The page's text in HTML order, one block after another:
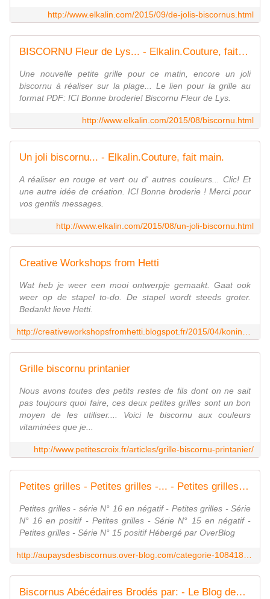
http://www.elkalin.com/2015/09/de-jolis-biscornus.html
BISCORNU Fleur de Lys... - Elkalin.Couture, fait main.
Une nouvelle petite grille pour ce matin, encore un joli
biscornu à réaliser sur la plage... Le lien pour la grille au
format PDF: ICI Bonne broderie! Biscornu Fleur de Lys.
http://www.elkalin.com/2015/08/biscornu.html
Un joli biscornu... - Elkalin.Couture, fait main.
A réaliser en rouge et vert ou d' autres couleurs... Clic! Et
une autre idée de création. ICI Bonne broderie ! Merci pour
vos gentils messages.
http://www.elkalin.com/2015/08/un-joli-biscornu.html
Creative Workshops from Hetti
Wat heb je weer een mooi ontwerpje gemaakt. Gaat ook
weer op de stapel to-do. De stapel wordt steeds groter.
Bedankt lieve Hetti.
Grille biscornu printanier
Nous avons toutes des petits restes de fils dont on ne sait
pas toujours quoi faire, ces deux petites grilles sont un bon
moyen de les utiliser.... Voici le biscornu aux couleurs
vitaminées que je...
http://www.petitescroix.fr/articles/grille-biscornu-printanier/
Petites grilles - Petites grilles -... - Petites grilles -... - Petites grilles -... - Petites grilles -... - Le blog de Louison
Petites grilles - série N° 16 en négatif - Petites grilles - Série
N° 16 en positif - Petites grilles - Série N° 15 en négatif -
Petites grilles - Série N° 15 positif Hébergé par OverBlog
Biscornus Abécédaires Brodés par: - Le Blog des Dames